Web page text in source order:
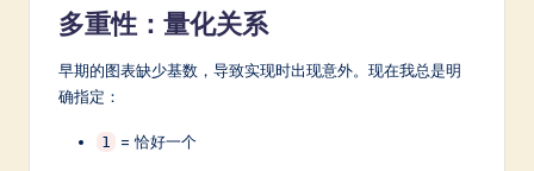
多重性：量化关系
早期的图表缺少基数，导致实现时出现意外。现在我总是明
确指定：
1 = 恰好一个